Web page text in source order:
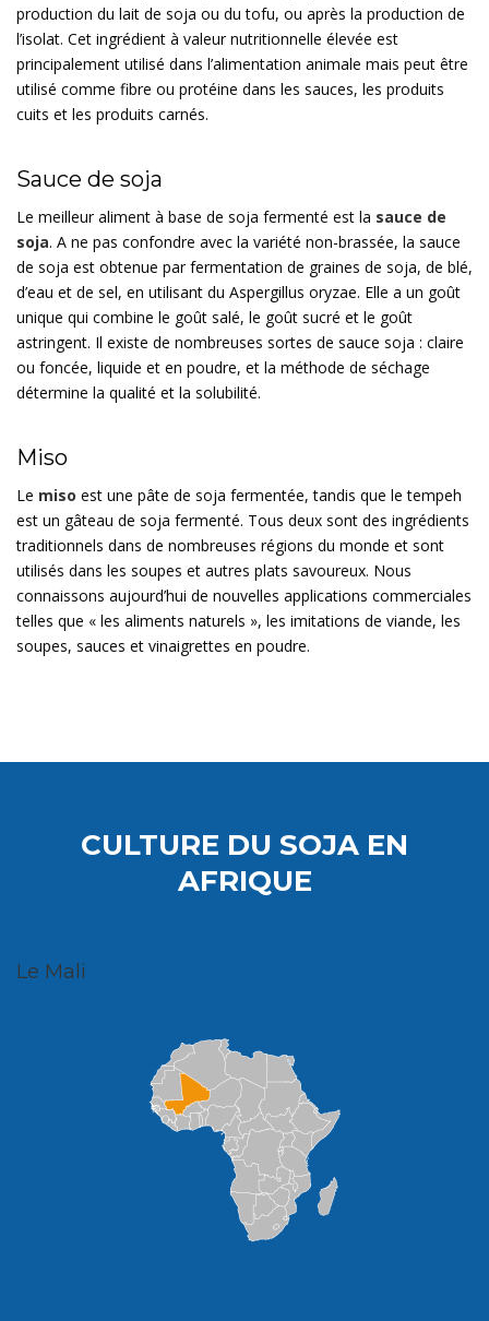
production du lait de soja ou du tofu, ou après la production de
l’isolat. Cet ingrédient à valeur nutritionnelle élevée est
principalement utilisé dans l’alimentation animale mais peut être
utilisé comme fibre ou protéine dans les sauces, les produits
cuits et les produits carnés.
Sauce de soja
Le meilleur aliment à base de soja fermenté est la sauce de
soja. A ne pas confondre avec la variété non-brassée, la sauce
de soja est obtenue par fermentation de graines de soja, de blé,
d’eau et de sel, en utilisant du Aspergillus oryzae. Elle a un goût
unique qui combine le goût salé, le goût sucré et le goût
astringent. Il existe de nombreuses sortes de sauce soja : claire
ou foncée, liquide et en poudre, et la méthode de séchage
détermine la qualité et la solubilité.
Miso
Le miso est une pâte de soja fermentée, tandis que le tempeh
est un gâteau de soja fermenté. Tous deux sont des ingrédients
traditionnels dans de nombreuses régions du monde et sont
utilisés dans les soupes et autres plats savoureux. Nous
connaissons aujourd’hui de nouvelles applications commerciales
telles que « les aliments naturels », les imitations de viande, les
soupes, sauces et vinaigrettes en poudre.
CULTURE DU SOJA EN
AFRIQUE
Le Mali